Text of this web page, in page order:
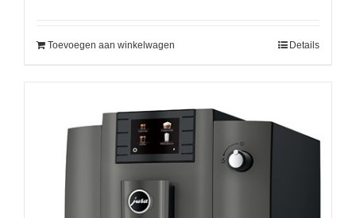
Toevoegen aan winkelwagen Details